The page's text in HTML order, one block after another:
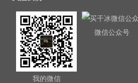
我的微信
微信公众号